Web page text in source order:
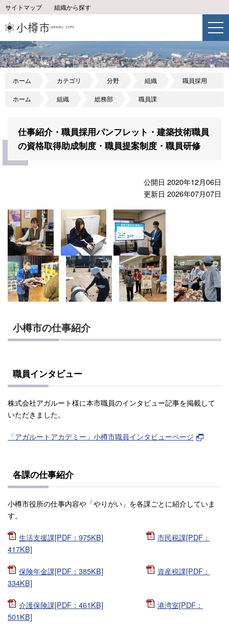
サイトマップ 組織から探す
ホーム カテゴリ 分野 組織 職員採用
ホーム 組織 総務部 職員課
仕事紹介・職員採用パンフレット・建築技術職員
の資格取得助成制度・職員提案制度・職員研修
公開日 2020年12月06日
更新日 2026年07月07日
小樽市の仕事紹介
職員インタビュー
株式会社アガルート様に本市職員のインタビュー記事を掲載して
いただきました。
「アガルートアカデミー」小樽市職員インタビューページ
各課の仕事紹介
小樽市役所の仕事内容や「やりがい」を各課ごとに紹介していま
す。
生活支援課[PDF：975KB]
市民税課[PDF：
417KB]
保険年金課[PDF：385KB]
資産税課[PDF：
334KB]
介護保険課[PDF：461KB]
港湾室[PDF：
501KB]